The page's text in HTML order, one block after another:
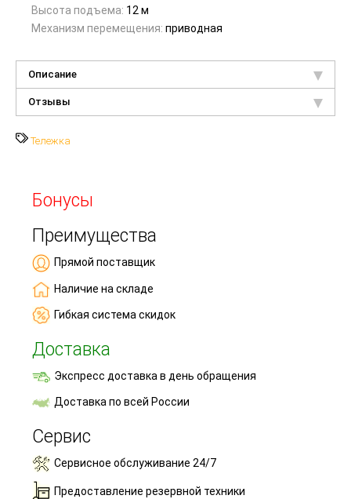
Высота подъема: 12 м
Механизм перемещения: приводная
Описание
Отзывы
Тележка
Бонусы
Преимущества
Прямой поставщик
Наличие на складе
Гибкая система скидок
Доставка
Экспресс доставка в день обращения
Доставка по всей России
Сервис
Сервисное обслуживание 24/7
Предоставление резервной техники